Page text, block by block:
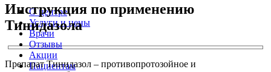
О центре
Услуги и цены
Врачи
Отзывы
Акции
Пациентам
Инструкция по применению
Тинидазола
Препарат Тинидазол – противопротозойное и